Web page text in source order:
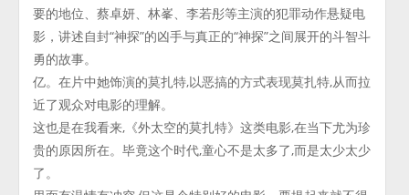
要的地位、蔡卓妍、林峯、李若彤等主演的犯罪动作悬疑电
影，讲述自封“神探”的凶手与真正的“神探”之间展开的斗智斗
勇的故事。
亿。在片中她饰演的莫扎特,以恶搞的方式表现莫扎特,从而拉
近了观众对电影的理解。
这也是在我看来,《外太空的莫扎特》这类电影,在当下尤为珍
贵的原因所在。毕竟这个时代,童心不是太多了,而是太少太少
了。